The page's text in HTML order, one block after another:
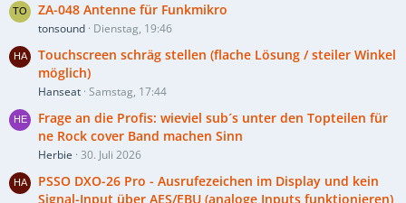
ZA-048 Antenne für Funkmikro
tonsound Dienstag, 19:46
Touchscreen schräg stellen (flache Lösung / steiler Winkel
möglich)
Hanseat Samstag, 17:44
Frage an die Profis: wieviel sub´s unter den Topteilen für
ne Rock cover Band machen Sinn
Herbie 30. Juli 2026
PSSO DXO-26 Pro - Ausrufezeichen im Display und kein
Signal-Input über AES/EBU (analoge Inputs funktionieren)